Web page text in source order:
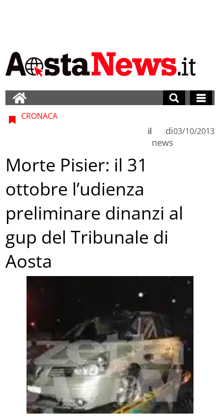
CRONACA
di
news
il 03/10/2013
Morte Pisier: il 31
ottobre l’udienza
preliminare dinanzi al
gup del Tribunale di
Aosta